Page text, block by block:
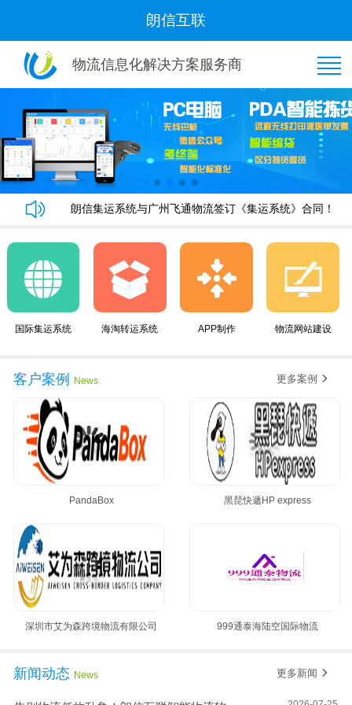
朗信互联
物流信息化解决方案服务商
恭喜“好管家集运”与我司隆重签约！
朗信集运系统手机端快速下单教程
朗信集运系统与广州飞通物流签订《集运系统》合同！
恭喜“好管家集运”与我司隆重签约！
朗信集运系统手机端快速下单教程
朗信集运系统与广州飞通物流签订《集运系统》合同！
黄金8月，朗信再次签约多家国际集运公司~
国际集运系统 海淘转运系统 APP制作 物流网站建设
客户案例 News 更多案例
PandaBox 黑琵快遞HP express
深圳市艾为森跨境物流有限公司 999通泰海陆空国际物流
新闻动态 News 更多新闻